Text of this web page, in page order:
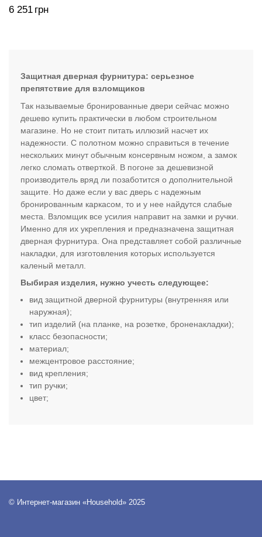
6 251 грн
Защитная дверная фурнитура: серьезное
препятствие для взломщиков
Так называемые бронированные двери сейчас можно
дешево купить практически в любом строительном
магазине. Но не стоит питать иллюзий насчет их
надежности. С полотном можно справиться в течение
нескольких минут обычным консервным ножом, а замок
легко сломать отверткой. В погоне за дешевизной
производитель вряд ли позаботится о дополнительной
защите. Но даже если у вас дверь с надежным
бронированным каркасом, то и у нее найдутся слабые
места. Взломщик все усилия направит на замки и ручки.
Именно для их укрепления и предназначена защитная
дверная фурнитура. Она представляет собой различные
накладки, для изготовления которых используется
каленый металл.
Выбирая изделия, нужно учесть следующее:
вид защитной дверной фурнитуры (внутренняя или
наружная);
тип изделий (на планке, на розетке, броненакладки);
класс безопасности;
материал;
межцентровое расстояние;
вид крепления;
тип ручки;
цвет;
© Интернет-магазин «Household» 2025